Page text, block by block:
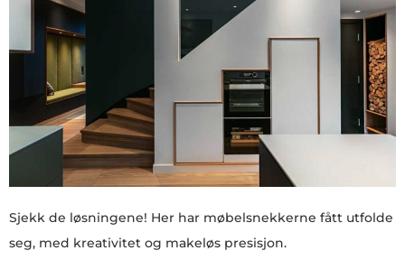
Sjekk de løsningene! Her har møbelsnekkerne fått utfolde
seg, med kreativitet og makeløs presisjon.